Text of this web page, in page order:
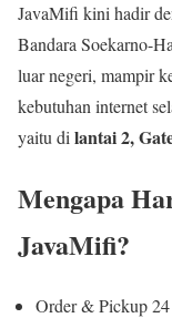
JavaMifi kini hadir
Bandara Soekarno-
luar negeri, mampir
kebutuhan internet
yaitu di lantai 2,
Mengapa
JavaMifi?
Order & Pickup 24